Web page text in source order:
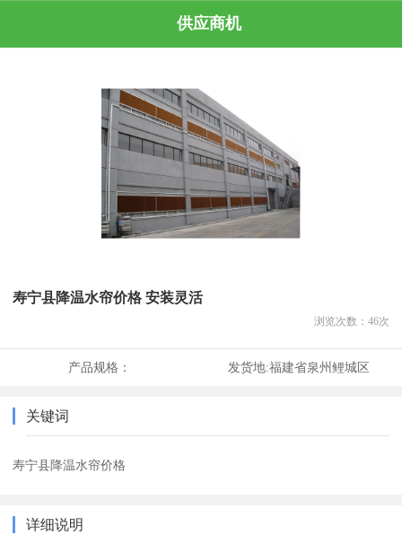
供应商机
寿宁县降温水帘价格 安装灵活
浏览次数： 46次
产品规格： 发货地:福建省泉州鲤城区
关键词
寿宁县降温水帘价格
详细说明